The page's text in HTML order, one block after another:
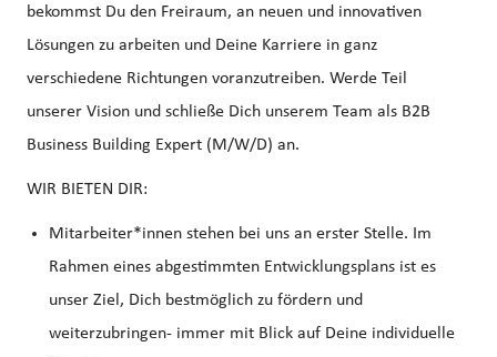
bekommst Du den Freiraum, an neuen und innovativen
Lösungen zu arbeiten und Deine Karriere in ganz
verschiedene Richtungen voranzutreiben. Werde Teil
unserer Vision und schließe Dich unserem Team als B2B
Business Building Expert (M/W/D) an.
WIR BIETEN DIR:
Mitarbeiter*innen stehen bei uns an erster Stelle. Im
Rahmen eines abgestimmten Entwicklungsplans ist es
unser Ziel, Dich bestmöglich zu fördern und
weiterzubringen- immer mit Blick auf Deine individuelle